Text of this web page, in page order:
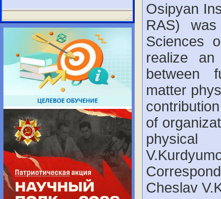
Osipyan
RAS)
Sciences
realize an
between
matter
of
physical
Cheslav